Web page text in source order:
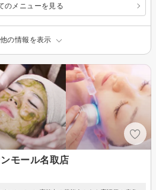
のメニューを見る
の情報を表示
モール名取店